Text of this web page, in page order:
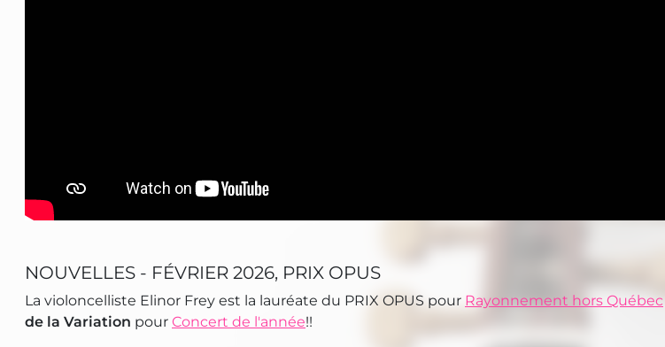
NOUVELLES - FÉVRIER 2026, PRIX OPUS
La violoncelliste Elinor Frey est la lauréate du PRIX OPUS pour Rayonnement hors Québec
de la Variation pour Concert de l'année!!